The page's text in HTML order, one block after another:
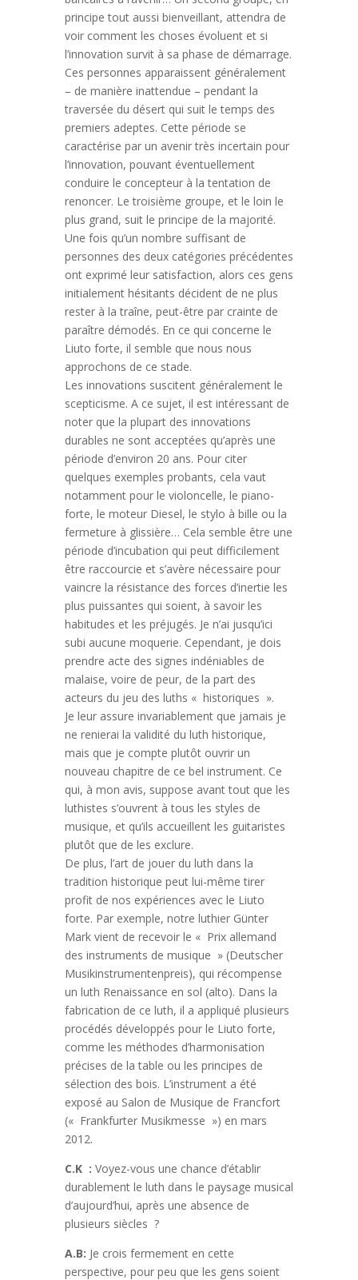
principe tout aussi bienveillant, attendra de
voir comment les choses évoluent et si
l’innovation survit à sa phase de démarrage.
Ces personnes apparaissent généralement
– de manière inattendue – pendant la
traversée du désert qui suit le temps des
premiers adeptes. Cette période se
caractérise par un avenir très incertain pour
l’innovation, pouvant éventuellement
conduire le concepteur à la tentation de
renoncer. Le troisième groupe, et le loin le
plus grand, suit le principe de la majorité.
Une fois qu’un nombre suffisant de
personnes des deux catégories précédentes
ont exprimé leur satisfaction, alors ces gens
initialement hésitants décident de ne plus
rester à la traîne, peut-être par crainte de
paraître démodés. En ce qui concerne le
Liuto forte, il semble que nous nous
approchons de ce stade.
Les innovations suscitent généralement le
scepticisme. A ce sujet, il est intéressant de
noter que la plupart des innovations
durables ne sont acceptées qu’après une
période d’environ 20 ans. Pour citer
quelques exemples probants, cela vaut
notamment pour le violoncelle, le piano-
forte, le moteur Diesel, le stylo à bille ou la
fermeture à glissière… Cela semble être une
période d’incubation qui peut difficilement
être raccourcie et s’avère nécessaire pour
vaincre la résistance des forces d’inertie les
plus puissantes qui soient, à savoir les
habitudes et les préjugés. Je n’ai jusqu’ici
subi aucune moquerie. Cependant, je dois
prendre acte des signes indéniables de
malaise, voire de peur, de la part des
acteurs du jeu des luths « historiques ».
Je leur assure invariablement que jamais je
ne renierai la validité du luth historique,
mais que je compte plutôt ouvrir un
nouveau chapitre de ce bel instrument. Ce
qui, à mon avis, suppose avant tout que les
luthistes s’ouvrent à tous les styles de
musique, et qu’ils accueillent les guitaristes
plutôt que de les exclure.
De plus, l’art de jouer du luth dans la
tradition historique peut lui-même tirer
profit de nos expériences avec le Liuto
forte. Par exemple, notre luthier Günter
Mark vient de recevoir le « Prix allemand
des instruments de musique » (Deutscher
Musikinstrumentenpreis), qui récompense
un luth Renaissance en sol (alto). Dans la
fabrication de ce luth, il a appliqué plusieurs
procédés développés pour le Liuto forte,
comme les méthodes d’harmonisation
précises de la table ou les principes de
sélection des bois. L’instrument a été
exposé au Salon de Musique de Francfort
(« Frankfurter Musikmesse ») en mars
2012.
C.K : Voyez-vous une chance d’établir
durablement le luth dans le paysage musical
d’aujourd’hui, après une absence de
plusieurs siècles ?
A.B: Je crois fermement en cette
perspective, pour peu que les gens soient